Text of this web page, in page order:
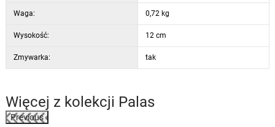
Waga: 0,72 kg
Wysokość: 12 cm
Zmywarka: tak
Więcej z kolekcji Palas
Previous